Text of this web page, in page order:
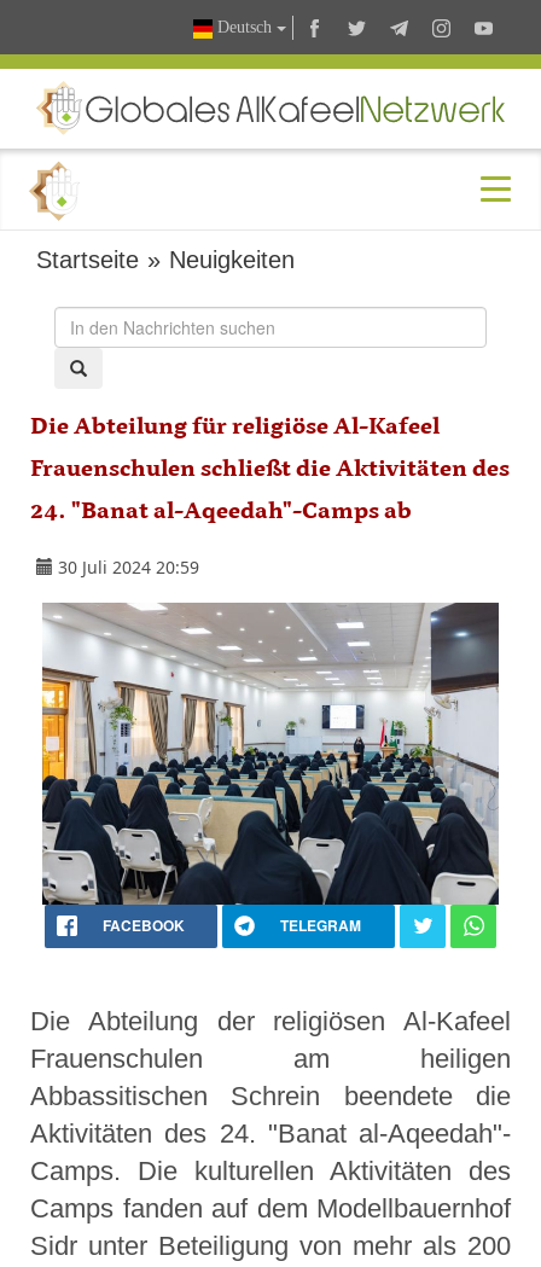
Deutsch
Startseite » Neuigkeiten
Die Abteilung für religiöse Al-Kafeel
Frauenschulen schließt die Aktivitäten des
24. "Banat al-Aqeedah"-Camps ab
30 Juli 2024 20:59
FACEBOOK TELEGRAM
Die Abteilung der religiösen Al-Kafeel
Frauenschulen am heiligen
Abbassitischen Schrein beendete die
Aktivitäten des 24. "Banat al-Aqeedah"-
Camps. Die kulturellen Aktivitäten des
Camps fanden auf dem Modellbauernhof
Sidr unter Beteiligung von mehr als 200